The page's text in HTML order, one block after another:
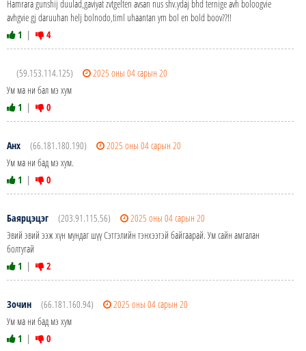
Hamrara gunshij duulad,gaviyat zvtgelten avsan nus shv.ydaj bhd ternige avh boloogvie
avhgvie gj daruuhan helj bolnodo,timl uhaantan ym bol en bold boov??!!
1 | 4
(59.153.114.125)
2025 оны 04 сарын 20
Ум ма ни бал мэ хум
1 | 0
Анх (66.181.180.190)
2025 оны 04 сарын 20
Ум ма ни бад мэ хум.
1 | 0
Баярцэцэг (203.91.115.56)
2025 оны 04 сарын 20
Эвий эвий ээж хүн мундаг шүү Сэтгэлийн тэнхээтэй байгаарай. Ум сайн амгалан
болтугай
1 | 2
Зочин (66.181.160.94)
2025 оны 04 сарын 20
Ум ма ни бад мэ хум
1 | 0